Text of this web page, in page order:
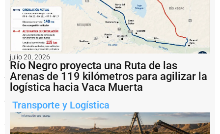
La
iniciativa
busca
combinar
capacidad
industrial
argentina,
transferencia
tecnológica
experiencia
internacional
desarrollar
un
multipropósito
julio 20, 2026
Río Negro proyecta una Ruta de las
Arenas de 119 kilómetros para agilizar la
logística hacia Vaca Muerta
Transporte y Logística